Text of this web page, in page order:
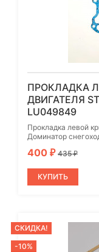
ПРОКЛАДКА
ДВИГАТЕЛЯ
LU049849
Прокладка левой
Доминатор
400 ₽ 435₽
КУПИТЬ
СКИДКА!
-10%